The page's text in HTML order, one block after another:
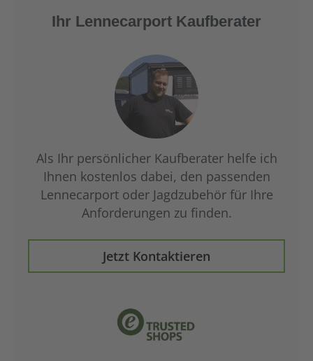
Ihr Lennecarport Kaufberater
Als Ihr persönlicher Kaufberater helfe ich
Ihnen kostenlos dabei, den passenden
Lennecarport oder Jagdzubehör für Ihre
Anforderungen zu finden.
Jetzt Kontaktieren